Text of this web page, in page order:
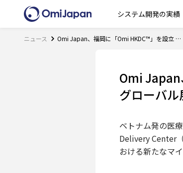
システム開発の実績
ニュース Omi Japan、福岡に「Omi HKDC™」を設立 — 業界をリードする医療IT企業のグローバル展開を加速
Omi Japan
グローバ
ベトナム発の医
Delivery Center
おける新たなマ